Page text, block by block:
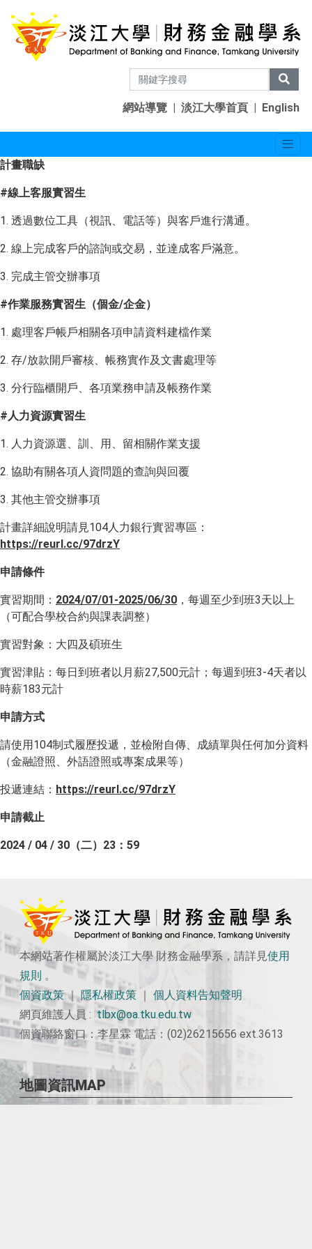
網站導覽 | 淡江大學首頁 | English
計畫職缺
#線上客服實習生
1. 透過數位工具（視訊、電話等）與客戶進行溝通。
2. 線上完成客戶的諮詢或交易，並達成客戶滿意。
3. 完成主管交辦事項
#作業服務實習生（個金/企金）
1. 處理客戶帳戶相關各項申請資料建檔作業
2. 存/放款開戶審核、帳務實作及文書處理等
3. 分行臨櫃開戶、各項業務申請及帳務作業
# 人力資源實習生
1. 人力資源選、訓、用、留相關作業支援
2. 協助有關各項人資問題的查詢與回覆
3. 其他主管交辦事項
計畫詳細說明請見104人力銀行實習專區：
https://reurl.cc/97drzY
申請條件
實習期間： 2024/07/01-2025/06/30 ，每週至少到班3天以上
（可配合學校合約與課表調整）
實習對象：大四及碩班生
實習津貼：每日到班者以月薪27,500元計；每週到班3-4天者以
時薪183元計
申請方式
請使用104制式履歷投遞，並檢附自傳、成績單與任何加分資料
（金融證照、外語證照或專案成果等）
投遞連結： https://reurl.cc/97drzY
申請截止
2024 / 04 / 30 （二）23：59
本網站著作權屬於淡江大學 財務金融學系，請詳見使用
規則 。
個資政策｜隱私權政策 ｜ 個人資料告知聲明
網頁維護人員 : tlbx@oa.tku.edu.tw
個資聯絡窗口：李星霖 電話：(02)26215656 ext.3613
地圖資訊MAP